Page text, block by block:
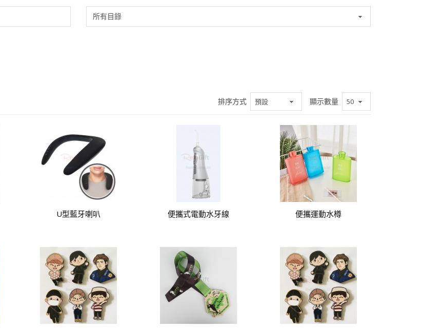
排序方式 顯示數量
U型藍牙喇叭 便攜式電動水牙線 便攜運動水樽